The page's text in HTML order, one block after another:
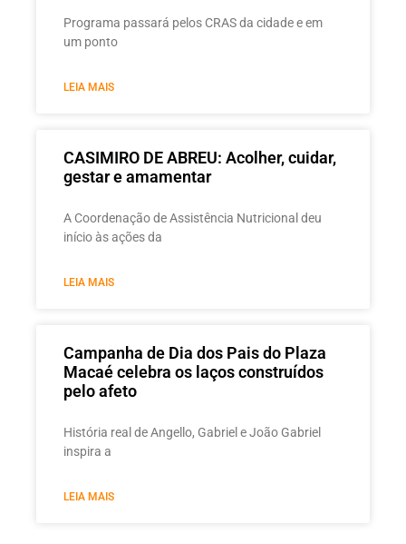
Programa passará pelos CRAS da cidade e em
um ponto
LEIA MAIS
CASIMIRO DE ABREU: Acolher, cuidar,
gestar e amamentar
A Coordenação de Assistência Nutricional deu
início às ações da
LEIA MAIS
Campanha de Dia dos Pais do Plaza
Macaé celebra os laços construídos
pelo afeto
História real de Angello, Gabriel e João Gabriel
inspira a
LEIA MAIS